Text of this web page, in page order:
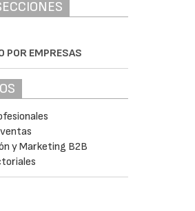
POR EMPRESAS
y Marketing B2B